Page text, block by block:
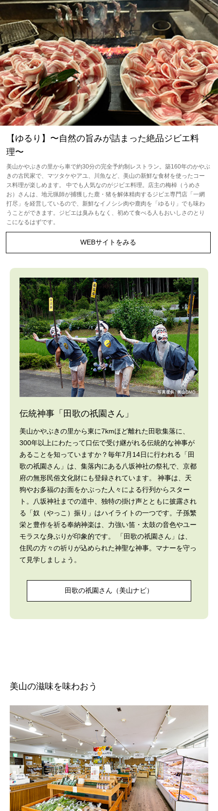
【ゆるり】〜自然の旨みが詰まった絶品ジビエ料
理〜
美山かやぶきの里から車で約30分の完全予約制レストラン。築160年のかやぶ
きの古民家で、マツタケやアユ、川魚など、美山の新鮮な食材を使ったコー
ス料理が楽しめます。 中でも人気なのがジビエ料理。店主の梅棹（うめさ
お）さんは、地元猟師が捕獲した鹿・猪を解体精肉するジビエ専門店「一網
打尽」を経営しているので、新鮮なイノシシ肉や鹿肉を「ゆるり」でも味わ
うことができます。ジビエは臭みもなく、初めて食べる人もおいしさのとり
こになるはずです。
WEBサイトをみる
伝統神事「⽥歌の祇園さん」
美山かやぶきの里から東に7kmほど離れた田歌集落に、
300年以上にわたって口伝で受け継がれる伝統的な神事が
あることを知っていますか？毎年7月14日に行われる「田
歌の祇園さん」は、集落内にある八坂神社の祭礼で、京都
府の無形民俗文化財にも登録されています。 神事は、天
狗やお多福のお面をかぶった人々による行列からスター
ト。八坂神社までの道中、独特の掛け声とともに披露され
る「奴（やっこ）振り」はハイライトの一つです。子孫繁
栄と豊作を祈る奉納神楽は、力強い笛・太鼓の音色やユー
モラスな身ぶりが印象的です。 「田歌の祇園さん」は、
住民の方々の祈りが込められた神聖な神事。マナーを守っ
て見学しましょう。
田歌の祇園さん（美山ナビ）
美山の滋味を味わおう